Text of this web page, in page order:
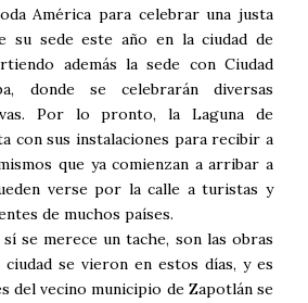
América para celebrar una justa
su sede este año en la ciudad de
además la sede con Ciudad
donde se celebrarán diversas
Por lo pronto, la Laguna de
con sus instalaciones para recibir a
que ya comienzan a arribar a
verse por la calle a turistas y
de muchos países.
un tache, son las obras
se vieron en estos días, y es
del vecino municipio de Zapotlán se